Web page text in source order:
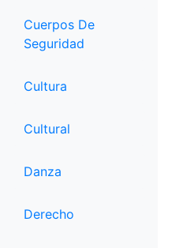
Cuerpos De
Seguridad
Cultura
Cultural
Danza
Derecho